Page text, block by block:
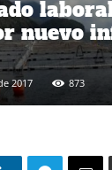
nuevo
2017 873